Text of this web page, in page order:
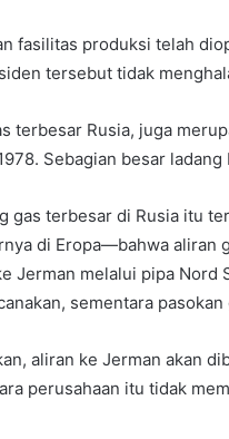
fasilitas produksi telah
tersebut tidak
terbesar Rusia, juga
Sebagian besar
gas terbesar di Rusia itu
di Eropa—bahwa aliran
Jerman melalui pipa
sementara
aliran ke Jerman akan
perusahaan itu tidak